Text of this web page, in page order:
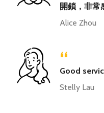
開鎖，非常
Alice Zhou
“
Good
Stelly Lau